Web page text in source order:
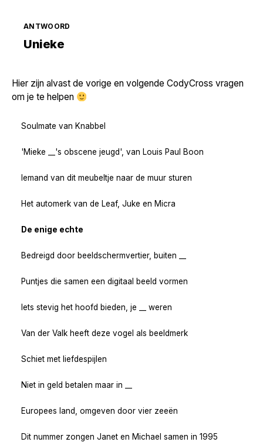
ANTWOORD
Unieke
Hier zijn alvast de vorige en volgende CodyCross vragen
om je te helpen
Soulmate van Knabbel
'Mieke __'s obscene jeugd', van Louis Paul Boon
Iemand van dit meubeltje naar de muur sturen
Het automerk van de Leaf, Juke en Micra
De enige echte
Bedreigd door beeldschermvertier, buiten __
Puntjes die samen een digitaal beeld vormen
Iets stevig het hoofd bieden, je __ weren
Van der Valk heeft deze vogel als beeldmerk
Schiet met liefdespijlen
Niet in geld betalen maar in __
Europees land, omgeven door vier zeeën
Dit nummer zongen Janet en Michael samen in 1995